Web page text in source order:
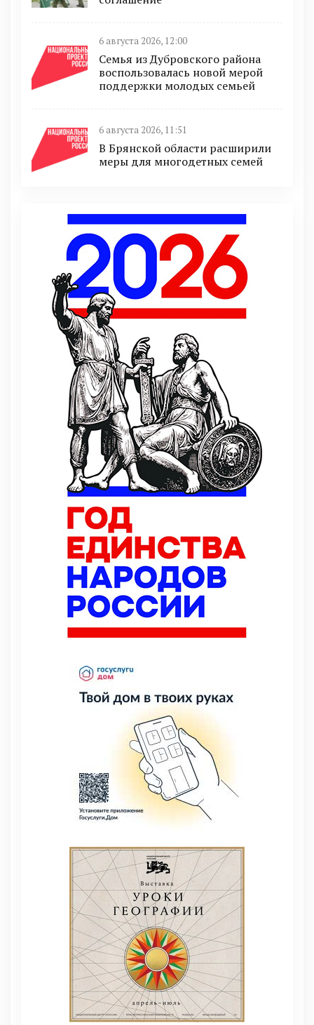
6 августа 2026, 12:00
Семья из Дубровского района
воспользовалась новой мерой
поддержки молодых семьей
6 августа 2026, 11:51
В Брянской области расширили
меры для многодетных семей